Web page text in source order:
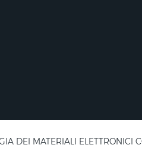
DEI MATERIALI ELETTRONICI